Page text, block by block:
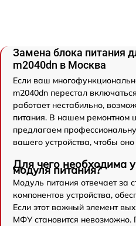
Замена блока питания
m2040dn в Москва
Если ваш
m2040dn перестал
работает нестабильно,
питания. В нашем ремонтном
предлагаем
вашего устройства, чтобы
Для чего необходима
модуля питания?
Модуль питания отвечает за
компонентов устройства,
Если этот важный элемент
МФУ становится